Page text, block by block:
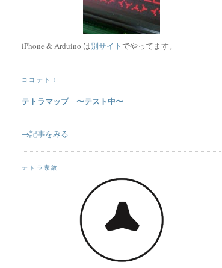
iPhone & Arduino は別サイト でやってます。
ココテト！
テトラマップ 〜テスト中〜
→記事をみる
テトラ家紋